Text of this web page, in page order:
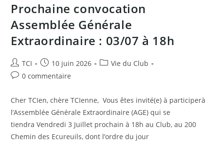
Prochaine convocation
Assemblée Générale
Extraordinaire : 03/07 à 18h
Auteur/autrice
de
TCI
Publication
publiée :
10 juin 2026
PostVie du Club
Commentaires
la
publication :
0 commentaire
Cher TCIen, chère TCIenne, Vous êtes invité(e) à participerà
l’Assemblée Générale Extraordinaire (AGE) qui se
tiendra Vendredi 3 Juillet prochain à 18h au Club, au 200
Chemin des Ecureuils, dont l’ordre du jour